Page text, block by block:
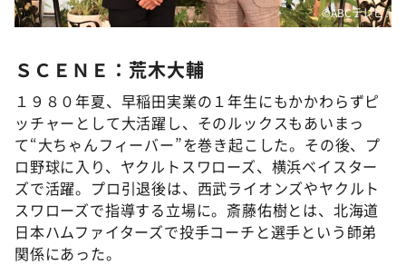
©️ABCテレビ
ＳＣＥＮＥ：荒木大輔
１９８０年夏、早稲田実業の１年生にもかかわらずピ
ッチャーとして大活躍し、そのルックスもあいまっ
て“大ちゃんフィーバー”を巻き起こした。その後、プ
ロ野球に入り、ヤクルトスワローズ、横浜ベイスター
ズで活躍。プロ引退後は、西武ライオンズやヤクルト
スワローズで指導する立場に。斎藤佑樹とは、北海道
日本ハムファイターズで投手コーチと選手という師弟
関係にあった。